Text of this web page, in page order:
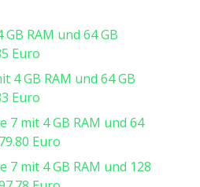
RAM und 64 GB
Euro
4 GB RAM und 64 GB
Euro
7 mit 4 GB RAM und 64
Euro
7 mit 4 GB RAM und 128